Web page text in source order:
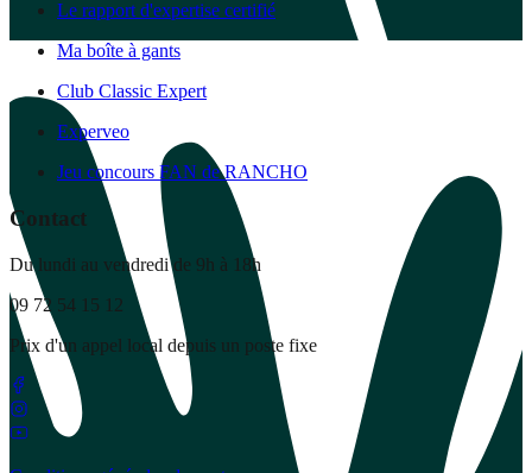
Le rapport d'expertise certifié
Ma boîte à gants
Club Classic Expert
Experveo
Jeu concours FAN de RANCHO
Contact
Du lundi au vendredi de 9h à 18h
09 72 54 15 12
Prix d'un appel local depuis un poste fixe